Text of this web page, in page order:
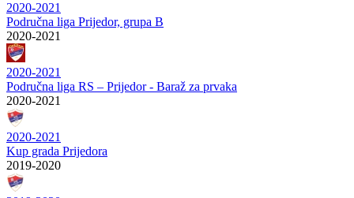
2020-2021
Područna liga Prijedor, grupa B
2020-2021
2020-2021
Područna liga RS – Prijedor - Baraž za prvaka
2020-2021
2020-2021
Kup grada Prijedora
2019-2020